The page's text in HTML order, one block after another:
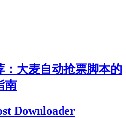
：大麦自动抢票脚本的
南
Downloader